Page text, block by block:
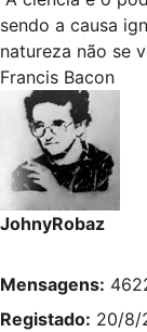
sendo a causa
natureza não se
Francis Bacon
JohnyRobaz
Mensagens:
Registado: 20/8/